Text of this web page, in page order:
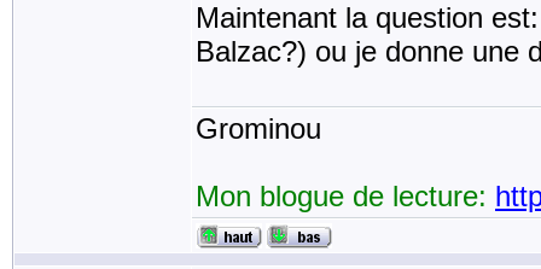
Maintenant la question
Balzac?) ou je donne une
Grominou
Mon blogue de lecture: